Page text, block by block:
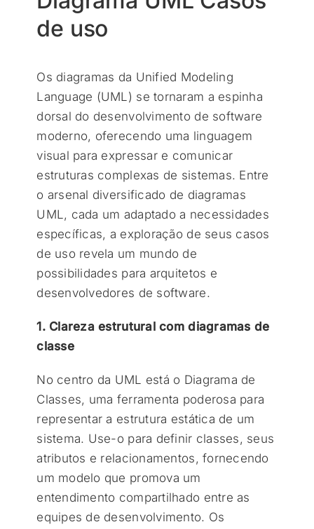
de uso
Os diagramas da Unified Modeling
Language (UML) se tornaram a espinha
dorsal do desenvolvimento de software
moderno, oferecendo uma linguagem
visual para expressar e comunicar
estruturas complexas de sistemas. Entre
o arsenal diversificado de diagramas
UML, cada um adaptado a necessidades
específicas, a exploração de seus casos
de uso revela um mundo de
possibilidades para arquitetos e
desenvolvedores de software.
1. Clareza estrutural com diagramas de
classe
No centro da UML está o Diagrama de
Classes, uma ferramenta poderosa para
representar a estrutura estática de um
sistema. Use-o para definir classes, seus
atributos e relacionamentos, fornecendo
um modelo que promova um
entendimento compartilhado entre as
equipes de desenvolvimento. Os